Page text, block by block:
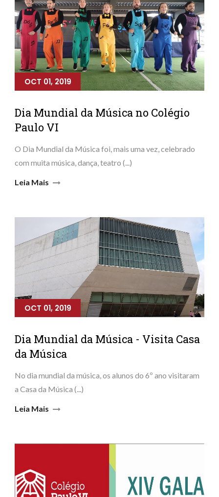
OCT 01, 2019
Dia Mundial da Música no Colégio
Paulo VI
O Dia Mundial da Música foi, mais uma vez, celebrado
com muita música, dança, teatro (...)
Leia Mais
OCT 01, 2019
Dia Mundial da Música - Visita Casa
da Música
No dia mundial da música, os alunos do 6º ano visitaram
a Casa da Música (...)
Leia Mais